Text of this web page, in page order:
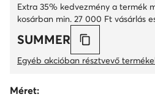
Extra 35% kedvezmény a termék
kosárban min. 27 000 Ft vásárlás
SUMMER
Egyéb akcióban résztvevő
Méret: